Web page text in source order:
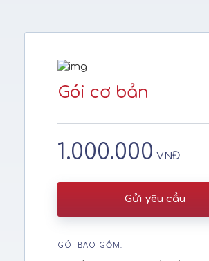
Gói cơ bản
1.000.000 VNĐ
GÓI BAO GỒM:
Gửi yêu cầu